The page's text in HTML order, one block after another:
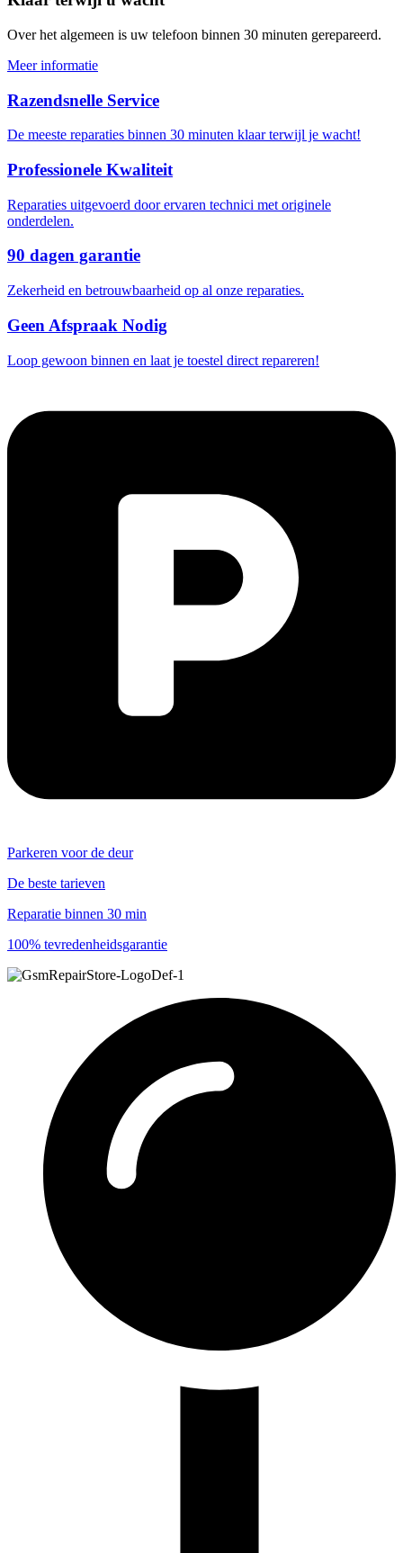
Over het algemeen is uw telefoon binnen 30 minuten gerepareerd.
Meer informatie
Razendsnelle Service
De meeste reparaties binnen 30 minuten klaar terwijl je wacht!
Professionele Kwaliteit
Reparaties uitgevoerd door ervaren technici met originele
onderdelen.
90 dagen garantie
Zekerheid en betrouwbaarheid op al onze reparaties.
Geen Afspraak Nodig
Loop gewoon binnen en laat je toestel direct repareren!
Parkeren voor de deur
De beste tarieven
Reparatie binnen 30 min
100% tevredenheidsgarantie